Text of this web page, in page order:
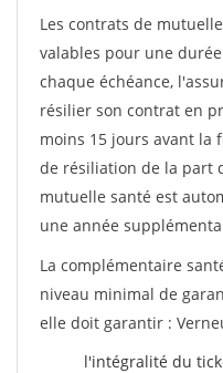
Les contrats de
valables pour une
chaque échéance,
résilier son contrat en
moins 15 jours avant la
de résiliation de la part
mutuelle santé est
une année
La complémentaire
niveau minimal de
elle doit garantir :
l'intégralité du